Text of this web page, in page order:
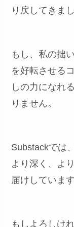
り戻してきまし
もし、私の拙
を好転させる
しの力になれ
りません。
Substackでは
より深く、よ
届けしています
もしよろしけ